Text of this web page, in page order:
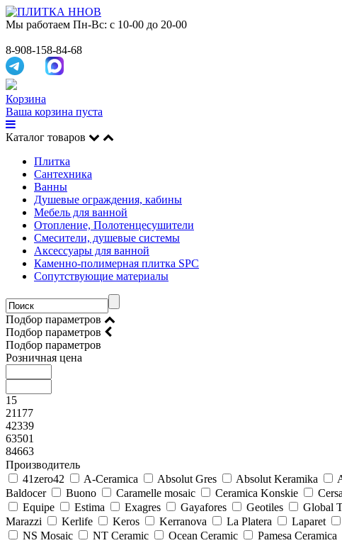
Мы работаем Пн-Вс: с 10-00 до 20-00
8-908-158-84-68
Корзина
Ваша корзина пуста
Каталог товаров
Плитка
Сантехника
Ванны
Душевые ограждения, кабины
Мебель для ванной
Отопление, Полотенцесушители
Смесители, душевые системы
Аксессуары для ванной
Каменно-полимерная плитка SPC
Сопутствующие материалы
Подбор параметров
Подбор параметров
Подбор параметров
Розничная цена
15
21177
42339
63501
84663
Производитель
41zero42
A-Ceramica Absolut Gres Absolut Keramika
Baldocer
Buono Caramelle mosaic Ceramica Konskie
Equipe
Estima Exagres Gayafores Geotiles Global
Marazzi
Kerlife Keros Kerranova La Platera Laparet
NS Mosaic
NT Ceramic Ocean Ceramic Pamesa Ceramica